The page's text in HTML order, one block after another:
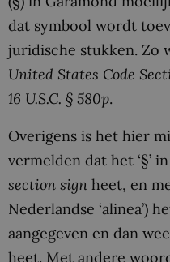
dat symbool wordt
juridische stukken. Zo
United States Code
16 U.S.C. § 580p.
Overigens is het hier
vermelden dat het ‘§’
section sign heet, en
Nederlandse ‘alinea’)
aangegeven en dan
heet. Met andere